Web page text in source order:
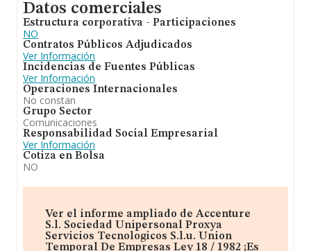
Datos comerciales
Estructura corporativa - Participaciones
NO
Contratos Públicos Adjudicados
Ver Información
Incidencias de Fuentes Públicas
Ver Información
Operaciones Internacionales
No constan
Grupo Sector
Comunicaciones
Responsabilidad Social Empresarial
Ver Información
Cotiza en Bolsa
NO
Ver el informe ampliado de Accenture
S.l. Sociedad Unipersonal Proxya
Servicios Tecnologicos S.l.u. Union
Temporal De Empresas Ley 18 / 1982 ¡Es